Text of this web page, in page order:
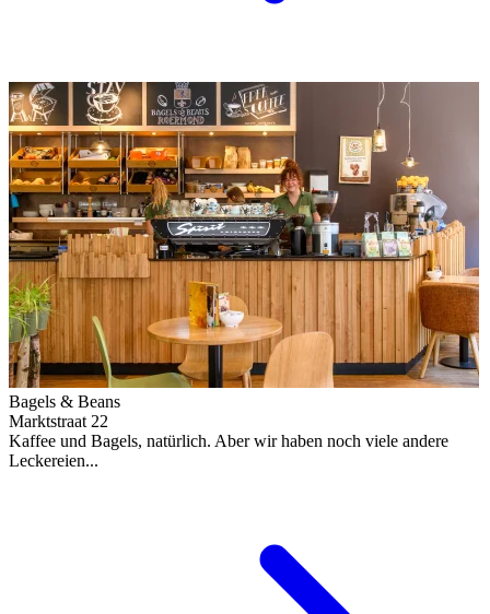
Bagels & Beans
Marktstraat 22
Kaffee und Bagels, natürlich. Aber wir haben noch viele andere
Leckereien...